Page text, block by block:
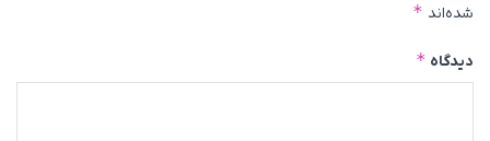
شده‌اند *
دیدگاه *